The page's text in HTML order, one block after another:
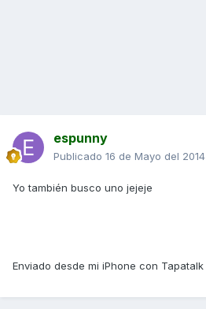
espunny
Publicado 16 de Mayo del 2014
Yo también busco uno jejeje
Enviado desde mi iPhone con Tapatalk